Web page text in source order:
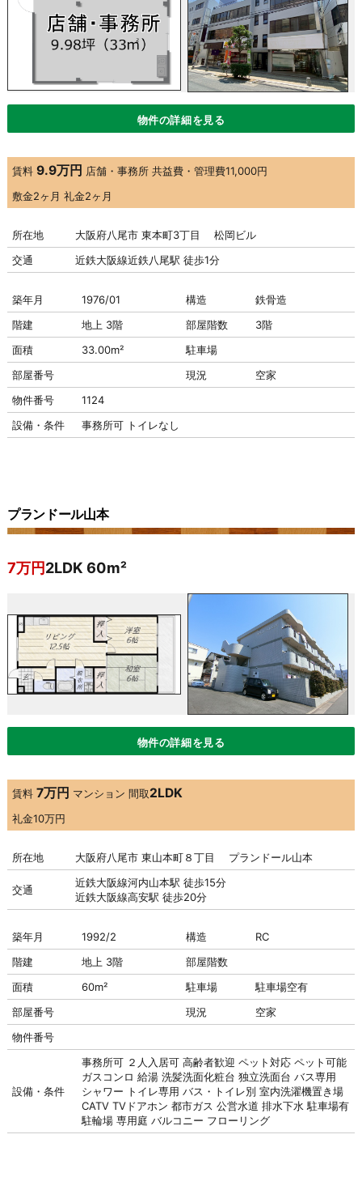
物件の詳細を見る
賃料 9.9万円 店舗・事務所 共益費・管理費11,000円
敷金2ヶ月 礼金2ヶ月
所在地
大阪府八尾市 東本町3丁目 松岡ビル
交通
近鉄大阪線近鉄八尾駅 徒歩1分
築年月 1976/01 構造
鉄骨造
階建
地上 3階 部屋階数
3階
面積
33.00m²
駐車場
部屋番号
現況
空家
物件番号
1124
設備・条件
事務所可 トイレなし
プランドール山本
7万円2LDK 60m²
物件の詳細を見る
賃料 7万円 マンション 間取2LDK
礼金10万円
所在地 大阪府八尾市 東山本町８丁目 プランドール山本
交通
近鉄大阪線河内山本駅 徒歩15分
近鉄大阪線高安駅 徒歩20分
築年月 1992/2 構造
RC
階建
地上 3階
部屋階数
面積
60m² 駐車場 駐車場空有
部屋番号
現況
空家
物件番号
設備・条件
事務所可 ２人入居可 高齢者歓迎 ペット対応 ペット可能
ガスコンロ 給湯 洗髪洗面化粧台 独立洗面台 バス専用
シャワー トイレ専用 バス・トイレ別 室内洗濯機置き場
CATV TVドアホン 都市ガス 公営水道 排水下水 駐車場有
駐輪場 専用庭 バルコニー フローリング